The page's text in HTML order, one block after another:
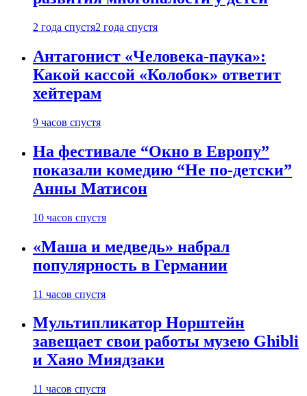
2 года спустя2 года спустя
Антагонист «Человека-паука»:
Какой кассой «Колобок» ответит
хейтерам
9 часов спустя
На фестивале “Окно в Европу”
показали комедию “Не по-детски”
Анны Матисон
10 часов спустя
«Маша и медведь» набрал
популярность в Германии
11 часов спустя
Мультипликатор Норштейн
завещает свои работы музею Ghibli
и Хаяо Миядзаки
11 часов спустя